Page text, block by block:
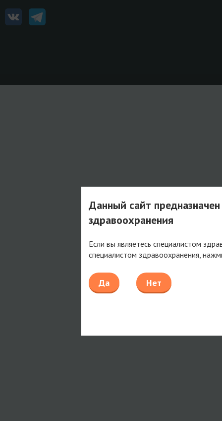
Данный сайт
здравоохранения
Если вы являетесь специалистом
специалистом здравоохранения,
Да Нет